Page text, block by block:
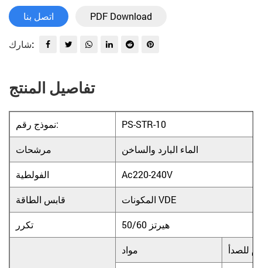
اتصل بنا PDF Download
شارك:
تفاصيل المنتج
نموذج رقم: PS-STR-10
مرشحات الماء البارد والساخن
الفولطية Ac220-240V
قابس الطاقة المكونات VDE
تكرر 50/60 هيرتز
مواد للصدأ